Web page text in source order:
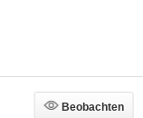
Beobachten
Beobachten